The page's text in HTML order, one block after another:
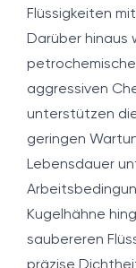
Flüssigkeiten
Darüber hinaus
aggressiven
unterstützen
geringen
Lebensdauer
Kugelhähne
saubereren